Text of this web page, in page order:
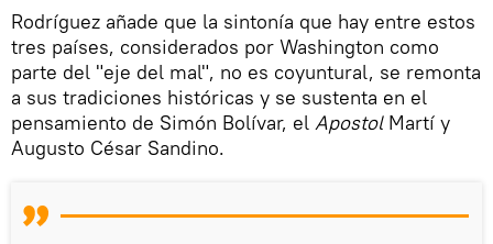
Rodríguez añade que la sintonía que hay entre estos
tres países, considerados por Washington como
parte del "eje del mal", no es coyuntural, se remonta
a sus tradiciones históricas y se sustenta en el
pensamiento de Simón Bolívar, el ApostolMartí y
Augusto César Sandino.